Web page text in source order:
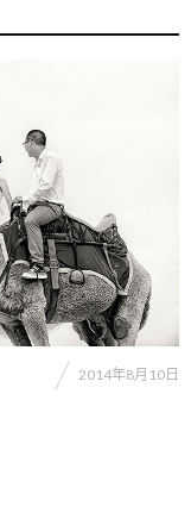
2014年8月10日